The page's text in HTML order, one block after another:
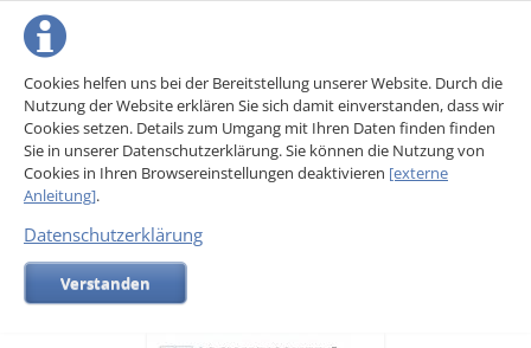
Cookies helfen uns bei der Bereitstellung unserer Website. Durch die
Nutzung der Website erklären Sie sich damit einverstanden, dass wir
Cookies setzen. Details zum Umgang mit Ihren Daten finden finden
Sie in unserer Datenschutzerklärung. Sie können die Nutzung von
Cookies in Ihren Browsereinstellungen deaktivieren [externe
Anleitung].
Datenschutzerklärung
Verstanden